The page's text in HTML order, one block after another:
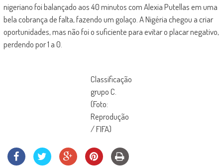
nigeriano foi balançado aos 40 minutos com Alexia Putellas em uma
bela cobrança de falta, fazendo um golaço. A Nigéria chegou a criar
oportunidades, mas não foi o suficiente para evitar o placar negativo,
perdendo por 1 a 0.
Classificação
grupo C.
(Foto:
Reprodução
/ FIFA)